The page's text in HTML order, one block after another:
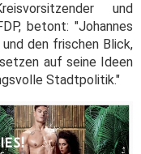
und
betont: "Johannes
den frischen Blick,
auf seine Ideen
Stadtpolitik."